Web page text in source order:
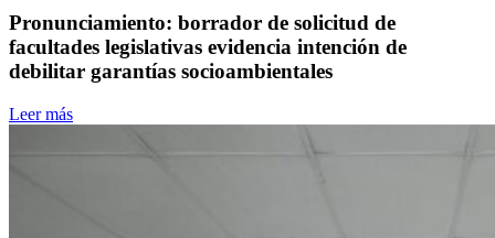
Pronunciamiento: borrador de solicitud de
facultades legislativas evidencia intención de
debilitar garantías socioambientales
Leer más